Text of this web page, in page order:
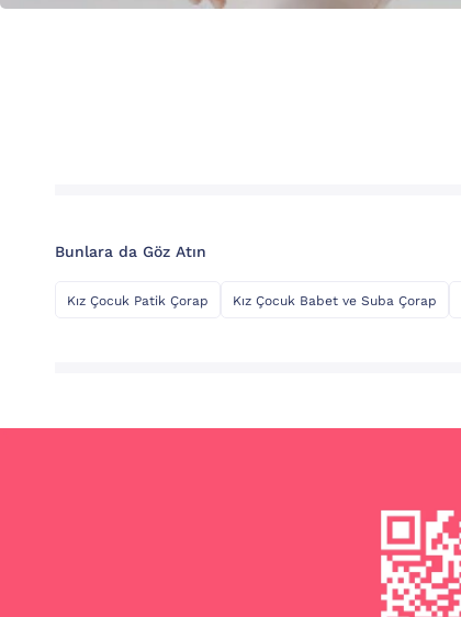
Bunlara da Göz Atın
Kız Çocuk Patik Çorap Kız Çocuk Babet ve Suba Çorap